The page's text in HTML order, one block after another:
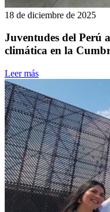
18 de diciembre de 2025
Juventudes del Perú
climática en la
Leer más